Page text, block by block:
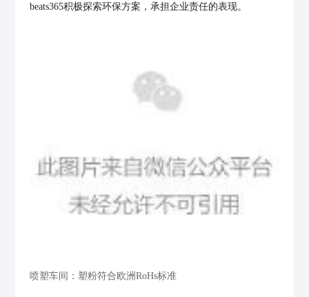
beats365积极探索环保方案，承担企业责任的表现。
喷塑车间：塑粉符合欧洲RoHs标准